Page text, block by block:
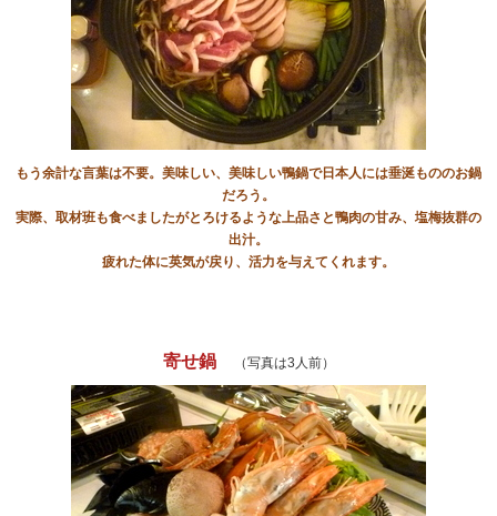
もう余計な言葉は不要。美味しい、美味しい鴨鍋で日本人には垂涎もののお鍋
だろう。
実際、取材班も食べましたがとろけるような上品さと鴨肉の甘み、塩梅抜群の
出汁。
疲れた体に英気が戻り、活力を与えてくれます。
寄せ鍋 （写真は3人前）